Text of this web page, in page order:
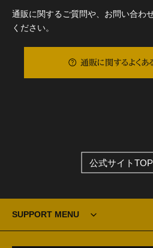
通販に関するご質問や、お問い合わ
ください。
通販に関するよくあ
公式サイト
SUPPORT MENU